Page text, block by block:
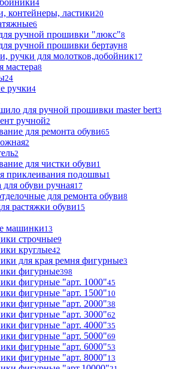
4
контейнеры, ластики20
6
ручной прошивки "люкс"8
ручной прошивки бертаун8
ручки для молотков,добойник17
мастера8
24
ручки4
для ручной прошивки master bert3
ручной2
для ремонта обуви65
2
2
для чистки обуви1
приклеивания подошвы1
для обуви ручная17
для ремонта обуви8
растяжки обуви15
машинки13
строчные9
круглые42
для края ремня фигурные3
фигурные398
фигурные "арт. 1000"45
фигурные "арт. 1500"10
фигурные "арт. 2000"38
фигурные "арт. 3000"62
фигурные "арт. 4000"35
фигурные "арт. 5000"69
фигурные "арт. 6000"53
фигурные "арт. 8000"13